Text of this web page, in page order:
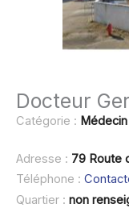
Docteur
Catégorie :
Adresse : 79 Route
Téléphone :
Quartier : non